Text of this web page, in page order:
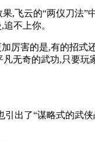
,飞云的“两仪刀法”
不上你。
厉害的是,有的招式
无奇的武功,只要
出了“谋略式的武